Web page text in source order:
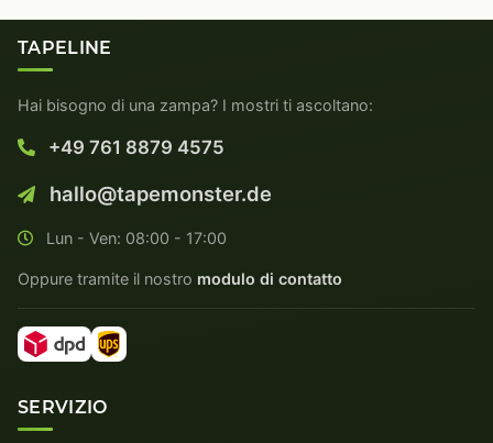
TAPELINE
Hai bisogno di una zampa? I mostri ti ascoltano:
+49 761 8879 4575
hallo@tapemonster.de
Lun - Ven: 08:00 - 17:00
Oppure tramite il nostro modulo di contatto
SERVIZIO